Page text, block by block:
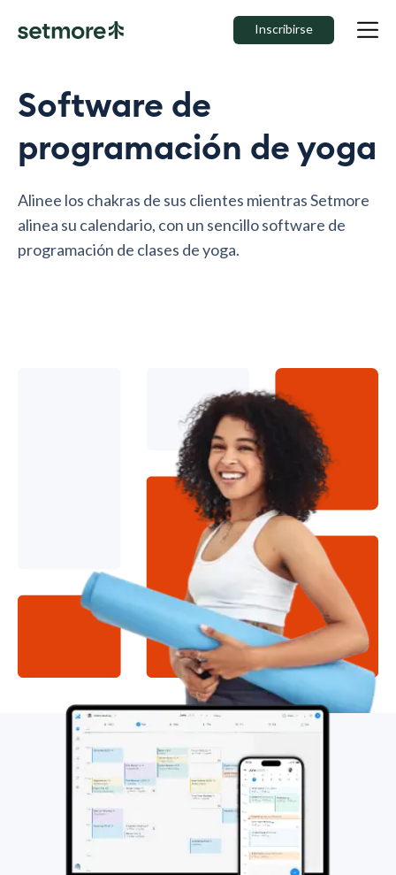
Inscribirse
Software de
programación de yoga
Alinee los chakras de sus clientes mientras Setmore
alinea su calendario, con un sencillo software de
programación de clases de yoga.